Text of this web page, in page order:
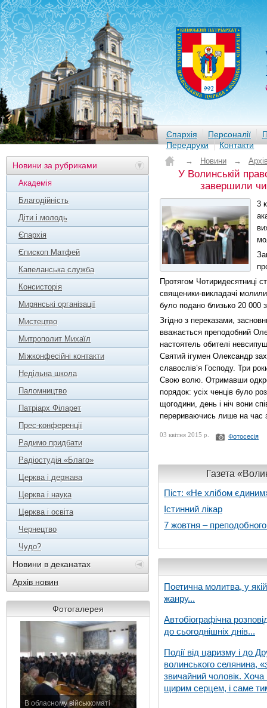
Єпархія Персоналії
Передруки
Контакти
Новини за рубриками
Академія
Благодійність
Діти і молодь
Єпархія
Єпископ Матфей
Капеланська служба
Консисторія
Мирянські організації
Мистецтво
Митрополит Михаїл
Міжконфесійні контакти
Недільна школа
Паломництво
Патріарх Філарет
Прес-конференції
Радимо придбати
Радіостудія «Благо»
Церква і держава
Церква і наука
Церква і освіта
Чернецтво
Чудо?
Новини в деканатах
Архів новин
Фотогалерея
В обласному військкоматі
→ Новини →
У Волинській
завершили
3
Протягом Чотиридесятниці
священики-викладачі
було подано близько 20 000
Згідно з переказами,
вважається преподобний
настоятель обителі
Святий ігумен Олександр
славослів’я Господу. Три
Свою волю. Отримавши
порядок: усіх ченців було
щогодини, день і ніч вони
перериваючись лише на час
03 квітня 2015 р. Фотосесія
Газета
Піст: «Не хлібом
Істинний лікар
7 жовтня –
Поетична молитва, у
жанру...
Автобіографічна
до сьогоднішніх днів...
Події від царизму і до
волинського селянина,
звичайний чоловік. Хоча
щирим серцем, і саме